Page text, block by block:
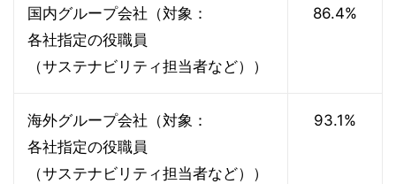
国内グループ会社（対象：
各社指定の役職員
（サステナビリティ担当者など））
86.4%
海外グループ会社（対象：
各社指定の役職員
（サステナビリティ担当者など））
93.1%